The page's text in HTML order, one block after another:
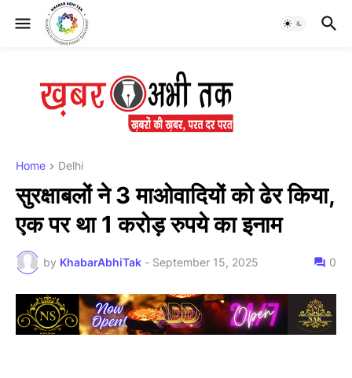
Home Delhi
सुरक्षाबलों ने 3 माओवादियों को ढेर किया,
एक पर था 1 करोड़ रुपये का इनाम
by KhabarAbhiTak - September 15, 2025 0